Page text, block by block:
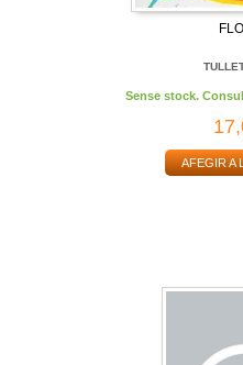
Sense stock.
AFEGIR A